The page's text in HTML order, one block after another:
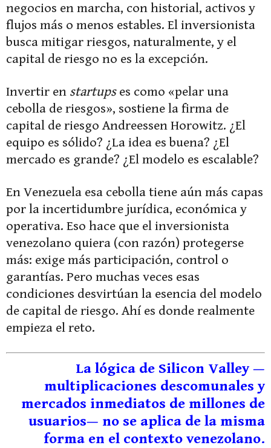
negocios en marcha, con historial, activos y
flujos más o menos estables. El inversionista
busca mitigar riesgos, naturalmente, y el
capital de riesgo no es la excepción.
Invertir en startupses como «pelar una
cebolla de riesgos», sostiene la firma de
capital de riesgo Andreessen Horowitz. ¿El
equipo es sólido? ¿La idea es buena? ¿El
mercado es grande? ¿El modelo es escalable?
En Venezuela esa cebolla tiene aún más capas
por la incertidumbre jurídica, económica y
operativa. Eso hace que el inversionista
venezolano quiera (con razón) protegerse
más: exige más participación, control o
garantías. Pero muchas veces esas
condiciones desvirtúan la esencia del modelo
de capital de riesgo. Ahí es donde realmente
empieza el reto.
La lógica de Silicon Valley —
multiplicaciones descomunales y
mercados inmediatos de millones de
usuarios— no se aplica de la misma
forma en el contexto venezolano.